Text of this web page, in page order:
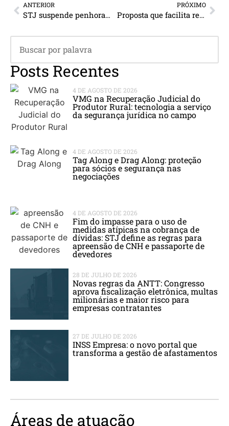
ANTERIOR
STJ suspende penhora de crédito do grupo schahin envolvendo a Petrobras
PRÓXIMO
Proposta que facilita recuperação judicial será examinada pela CAE
Posts Recentes
4 DE AGOSTO DE 2026
VMG na Recuperação Judicial do
Produtor Rural: tecnologia a serviço
da segurança jurídica no campo
4 DE AGOSTO DE 2026
Tag Along e Drag Along: proteção
para sócios e segurança nas
negociações
4 DE AGOSTO DE 2026
Fim do impasse para o uso de
medidas atípicas na cobrança de
dívidas: STJ define as regras para
apreensão de CNH e passaporte de
devedores
28 DE JULHO DE 2026
Novas regras da ANTT: Congresso
aprova fiscalização eletrônica, multas
milionárias e maior risco para
empresas contratantes
27 DE JULHO DE 2026
INSS Empresa: o novo portal que
transforma a gestão de afastamentos
Áreas de atuação